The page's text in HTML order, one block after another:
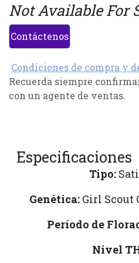
Not Available For
Contáctenos
Condiciones de compra y
Recuerda siempre
con un agente de ventas.
Especificaciones
Tipo:
Genética: Girl Scout
Período de
Nivel